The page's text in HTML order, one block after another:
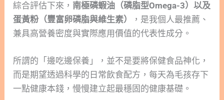
綜合評估下來， 南極磷蝦油（磷脂型Omega-3）以及
蛋黃粉（豐富卵磷脂與維生素）
，是我個人最推薦、
兼具高營養密度與實際應用價值的代表性成分。
所謂的「邊吃邊保養」，並不是要將保健食品神化，
而是期望透過科學的日常飲食配方，每天為毛孩存下
一點健康本錢，慢慢建立起最穩固的健康基礎。